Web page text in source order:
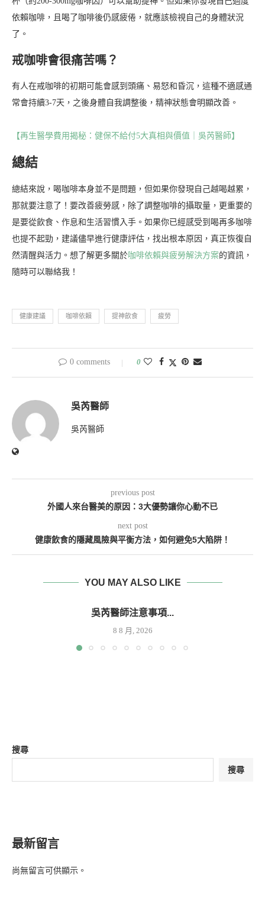
依賴咖啡，且喝了咖啡後仍感疲倦，就應該檢視自己的身體狀況
了。
戒咖啡會很痛苦嗎？
有人在戒咖啡的初期可能會感到頭痛、易怒和昏沉，這種不適感通
常會持續3-7天，之後身體自我調整後，精神狀態會明顯改善。
【再生醫學費用揭秘：健保不給付5大真相與價值｜吳芮醫師】
總結
總結來說，喝咖啡本身並不是問題，但如果你發現自己越喝越累，
那就要注意了！要改善疲勞感，除了調整咖啡的攝取量，更重要的
是要從飲食、作息和生活習慣入手。如果你已經感受到喝再多咖啡
也提不起勁，建議儘早進行健康評估，找出根本原因，真正恢復自
然清醒與活力。想了解更多關於咖啡依賴與疲勞解決方案的資訊，
隨時可以聯絡我！
健康建議 咖啡依賴 提神飲食 疲勞
0 comments 0
吳芮醫師
吳芮醫師
previous post
外國人來台醫美的原因：3大優勢讓你心動不已
next post
健康飲食的隱藏風險與平衡方法，如何避免5大陷阱！
YOU MAY ALSO LIKE
吳芮醫師注意事項...
8 8 月, 2026
搜尋
搜尋
最新留言
尚無留言可供顯示。